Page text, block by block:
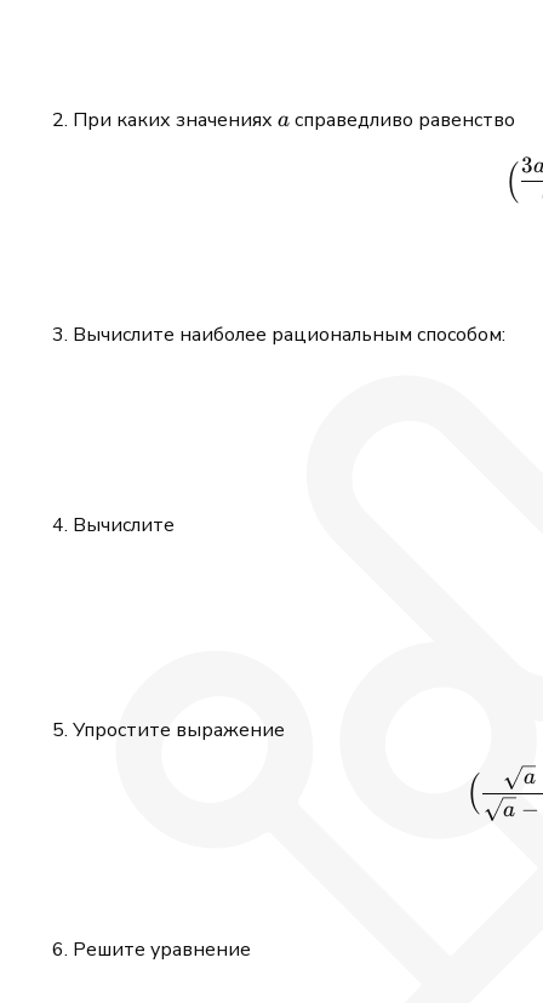
При каких значениях a
a справедливо равенство
(3
Вычислите наиболее рациональным способом:
Вычислите
Упростите выражение
( a −
a
Решите уравнение